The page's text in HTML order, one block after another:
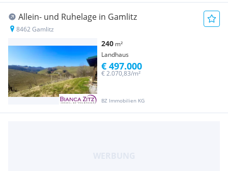
Allein- und Ruhelage in Gamlitz
8462 Gamlitz
240 m²
Landhaus
BZ Immobilien KG
€ 2.070,83/m²
€ 497.000